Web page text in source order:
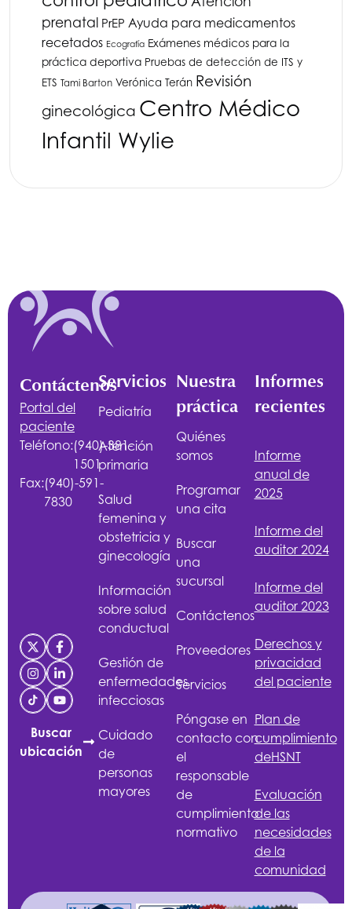
prenatal PrEP Ayuda para medicamentos
recetados Ecografía Exámenes médicos para la
práctica deportiva Pruebas de detección de ITS y
ETS Tami Barton Verónica Terán Revisión
ginecológica Centro Médico
Infantil Wylie
Contáctenos
Portal del
paciente
Teléfono:(940)-381-
1501
Fax:(940)-591-
7830
Buscar
ubicación
Servicios
Pediatría
Atención
primaria
Salud
femenina y
obstetricia y
ginecología
Información
sobre salud
conductual
Gestión de
enfermedades
infecciosas
Cuidado
de
personas
mayores
Nuestra
práctica
Quiénes
somos
Programar
una cita
Buscar
una
sucursal
Contáctenos
Proveedores
Servicios
Póngase en
contacto con
el
responsable
de
cumplimiento
normativo
Informes
recientes
Informe
anual de
2025
Informe del
auditor 2024
Informe del
auditor 2023
Derechos y
privacidad
del paciente
Plan de
cumplimiento
deHSNT
Evaluación
de las
necesidades
de la
comunidad